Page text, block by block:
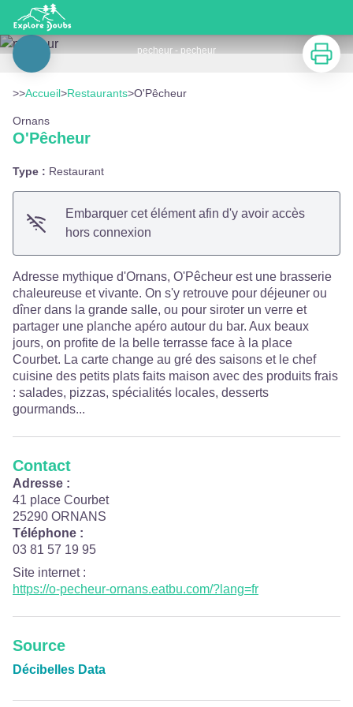
O'Pêcheur
pecheur - pecheur
Voir l'image en plein écran
Imprimer
>>Accueil>Restaurants>O'Pêcheur
Ornans
O'Pêcheur
Type : Restaurant
Embarquer cet élément afin d'y avoir accès
hors connexion
Adresse mythique d'Ornans, O'Pêcheur est une brasserie
chaleureuse et vivante. On s'y retrouve pour déjeuner ou
dîner dans la grande salle, ou pour siroter un verre et
partager une planche apéro autour du bar. Aux beaux
jours, on profite de la belle terrasse face à la place
Courbet. La carte change au gré des saisons et le chef
cuisine des petits plats faits maison avec des produits frais
: salades, pizzas, spécialités locales, desserts
gourmands...
Contact
Adresse :
41 place Courbet
25290 ORNANS
Téléphone :
03 81 57 19 95
Site internet:
https://o-pecheur-ornans.eatbu.com/?lang=fr
Source
Décibelles Data